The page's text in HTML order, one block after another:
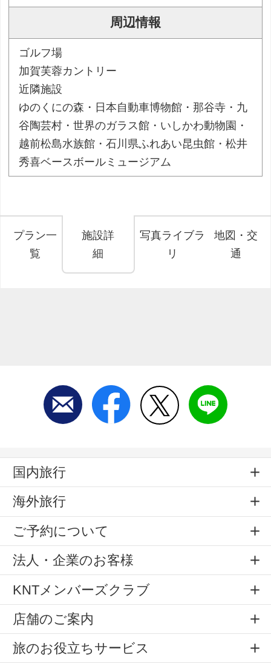
周辺情報
ゴルフ場
加賀芙蓉カントリー
近隣施設
ゆのくにの森・日本自動車博物館・那谷寺・九
谷陶芸村・世界のガラス館・いしかわ動物園・
越前松島水族館・石川県ふれあい昆虫館・松井
秀喜ベースボールミュージアム
プラン一
覧
施設詳
細
写真ライブラ
リ
地図・交
通
国内旅行
海外旅行
ご予約について
法人・企業のお客様
KNTメンバーズクラブ
店舗のご案内
旅のお役立ちサービス